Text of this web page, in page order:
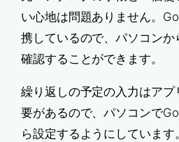
い心地は問題ありません。
携しているので、パソコンか
確認することができます。
繰り返しの予定の入力はア
要があるので、パソコンで
ら設定するようにしています。